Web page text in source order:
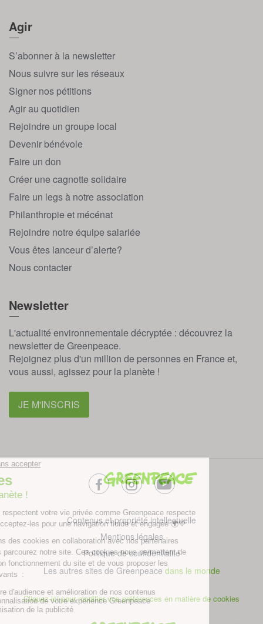
Agir
S’abonner à la newsletter
Nous suivre sur les réseaux
Signer nos pétitions
Agir au quotidien
Rejoindre un groupe local
Devenir bénévole
Faire un don
Créer une cagnotte solidaire
Faire un legs à notre association
Philanthropie et mécénat
Rejoindre notre équipe salariée
Vous êtes lanceur d’alerte?
Nous contacter
Newsletter
L'actualité environnementale décryptée : découvrez la
newsletter de Greenpeace.
Rejoignez plus d'un million de personnes en France et,
vous aussi, agissez pour la planète !
JE M'INSCRIS
facebookinstagramyoutube
Contenus et propriété intellectuelle
Mentions légales
Politique de confidentialité
Les autres sites de Greenpeace dans le monde
Cliquez-ici pour modifier vos préférences en matière de cookies